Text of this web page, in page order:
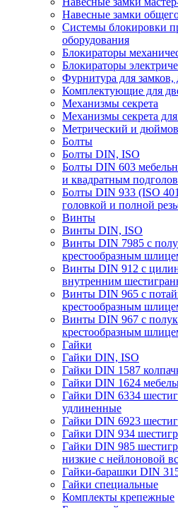
Навесные замки
Системы блокировки
оборудования
Блокираторы
Блокираторы
Фурнитура для замков,
Комплектующие для
Механизмы секрета
Механизмы секрета
Метрический и
Болты
Болты DIN, ISO
Болты DIN 603
и квадратным
Болты DIN 933 (ISO
головкой и полной
Винты
Винты DIN, ISO
Винты DIN 7985 с
крестообразным
Винты DIN 912 с
внутренним
Винты DIN 965 с
крестообразным
Винты DIN 967 с
крестообразным
Гайки
Гайки DIN, ISO
Гайки DIN 1587
Гайки DIN 1624
Гайки DIN 6334
удлиненные
Гайки DIN 6923
Гайки DIN 934
Гайки DIN 985
низкие с нейлоновой
Гайки-барашки DIN
Гайки специальные
Комплекты крепежные